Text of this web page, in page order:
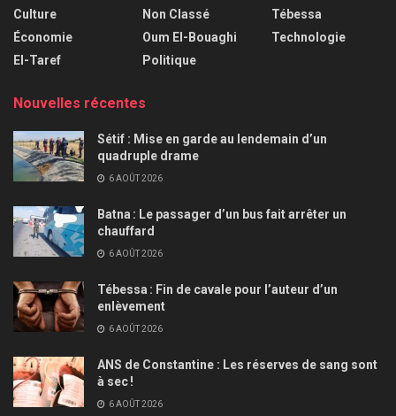
Culture
Économie
El-Taref
Non Classé
Oum El-Bouaghi
Politique
Tébessa
Technologie
Nouvelles récentes
Sétif : Mise en garde au lendemain d’un
quadruple drame
6 AOÛT 2026
Batna : Le passager d’un bus fait arrêter un
chauffard
6 AOÛT 2026
Tébessa : Fin de cavale pour l’auteur d’un
enlèvement
6 AOÛT 2026
ANS de Constantine : Les réserves de sang sont
à sec !
6 AOÛT 2026